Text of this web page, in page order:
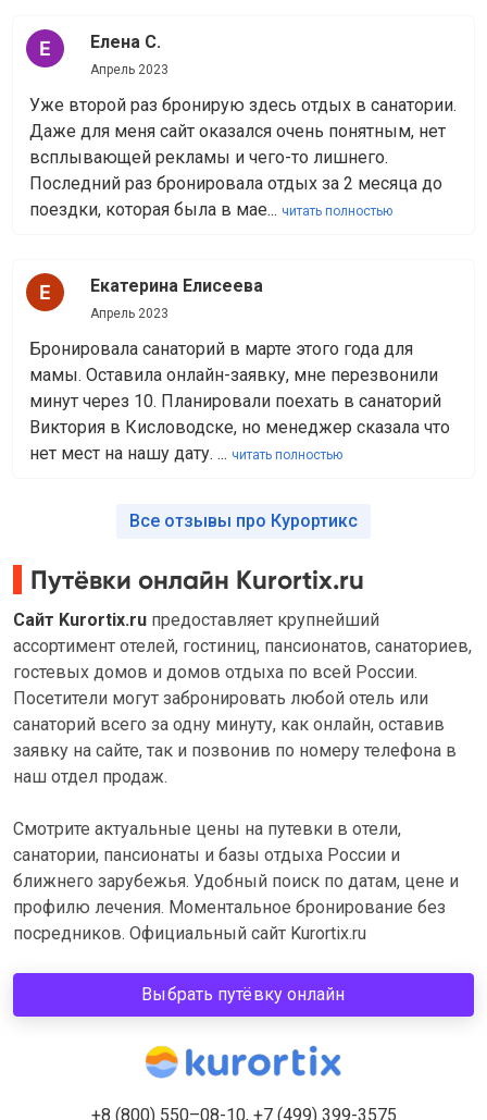
Елена С.
Апрель 2023
Уже второй раз бронирую здесь отдых в санатории.
Даже для меня сайт оказался очень понятным, нет
всплывающей рекламы и чего-то лишнего.
Последний раз бронировала отдых за 2 месяца до
поездки, которая была в мае... читать полностью
Екатерина Елисеева
Апрель 2023
Бронировала санаторий в марте этого года для
мамы. Оставила онлайн-заявку, мне перезвонили
минут через 10. Планировали поехать в санаторий
Виктория в Кисловодске, но менеджер сказала что
нет мест на нашу дату. ... читать полностью
Все отзывы про Курортикс
Путёвки онлайн Kurortix.ru
Сайт Kurortix.ru предоставляет крупнейший
ассортимент отелей, гостиниц, пансионатов, санаториев,
гостевых домов и домов отдыха по всей России.
Посетители могут забронировать любой отель или
санаторий всего за одну минуту, как онлайн, оставив
заявку на сайте, так и позвонив по номеру телефона в
наш отдел продаж.
Смотрите актуальные цены на путевки в отели,
санатории, пансионаты и базы отдыха России и
ближнего зарубежья. Удобный поиск по датам, цене и
профилю лечения. Моментальное бронирование без
посредников. Официальный сайт Kurortix.ru
Выбрать путёвку онлайн
+8 (800) 550–08-10, +7 (499) 399-3575